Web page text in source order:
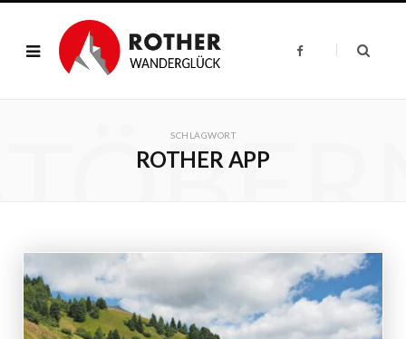
F
b
SCHLAGWORT
ROTHER APP